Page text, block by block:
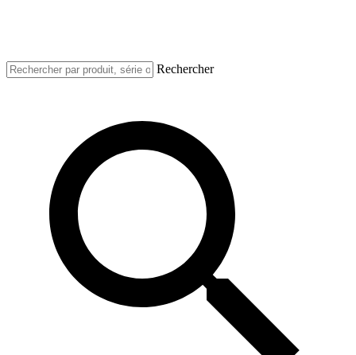
Rechercher